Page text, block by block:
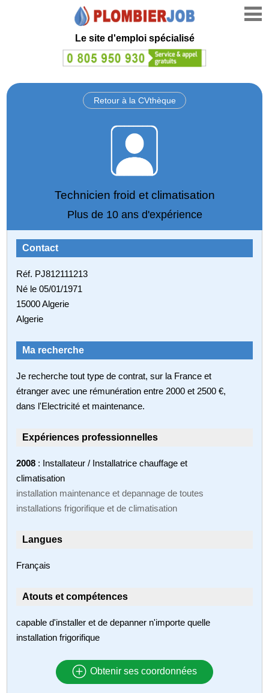
Le site d'emploi spécialisé
Retour à la CVthèque
Technicien froid et climatisation
Plus de 10 ans d'expérience
Contact
Réf. PJ812111213
Né le 05/01/1971
15000 Algerie
Algerie
Ma recherche
Je recherche tout type de contrat, sur la France et
étranger avec une rémunération entre 2000 et 2500 €,
dans l'Electricité et maintenance.
Expériences professionnelles
2008 : Installateur / Installatrice chauffage et
climatisation
installation maintenance et depannage de toutes
installations frigorifique et de climatisation
Langues
Français
Atouts et compétences
capable d'installer et de depanner n'importe quelle
installation frigorifique
Obtenir ses coordonnées